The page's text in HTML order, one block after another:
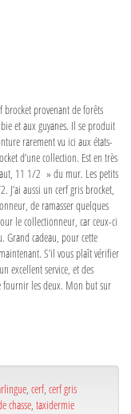
brocket provenant de forêts
et aux guyanes. Il se produit
rarement vu ici aux états-
d’une collection. Est en très
11 1/2 » du mur. Les petits
aussi un cerf gris brocket,
de ramasser quelques
le collectionneur, car ceux-ci
Grand cadeau, pour cette
S’il vous plaît vérifier
excellent service, et des
fournir les deux. Mon but sur
, cerf, cerf gris
chasse, taxidermie